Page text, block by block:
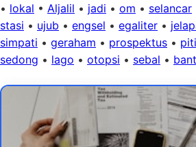
• lokal • Aljalil • jadi • om • selancar
stasi • ujub • engsel • egaliter •
simpati • geraham • prospektus •
sedong • lago • otopsi • sebal •